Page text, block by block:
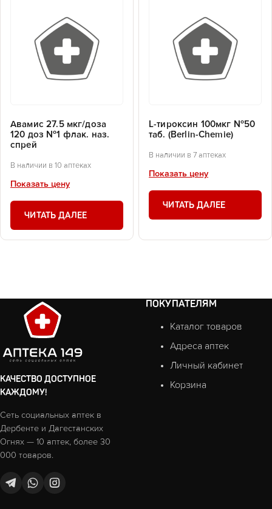
Авамис 27.5 мкг/доза
120 доз №1 флак. наз.
спрей
В наличии в 10 аптеках
Показать цену
ЧИТАТЬ ДАЛЕЕ
L-тироксин 100мкг №50
таб. (Berlin-Chemie)
В наличии в 7 аптеках
Показать цену
ЧИТАТЬ ДАЛЕЕ
КАЧЕСТВО ДОСТУПНОЕ
КАЖДОМУ!
Сеть социальных аптек в
Дербенте и Дагестанских
Огнях — 10 аптек, более 30
000 товаров.
ПОКУПАТЕЛЯМ
Каталог товаров
Адреса аптек
Личный кабинет
Корзина